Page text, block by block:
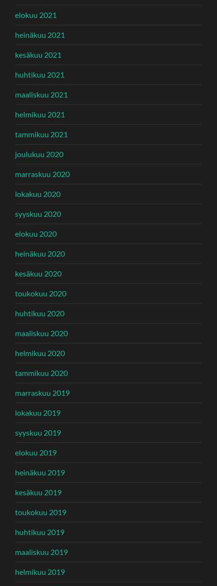
elokuu 2021
heinäkuu 2021
kesäkuu 2021
huhtikuu 2021
maaliskuu 2021
helmikuu 2021
tammikuu 2021
joulukuu 2020
marraskuu 2020
lokakuu 2020
syyskuu 2020
elokuu 2020
heinäkuu 2020
kesäkuu 2020
toukokuu 2020
huhtikuu 2020
maaliskuu 2020
helmikuu 2020
tammikuu 2020
marraskuu 2019
lokakuu 2019
syyskuu 2019
elokuu 2019
heinäkuu 2019
kesäkuu 2019
toukokuu 2019
huhtikuu 2019
maaliskuu 2019
helmikuu 2019